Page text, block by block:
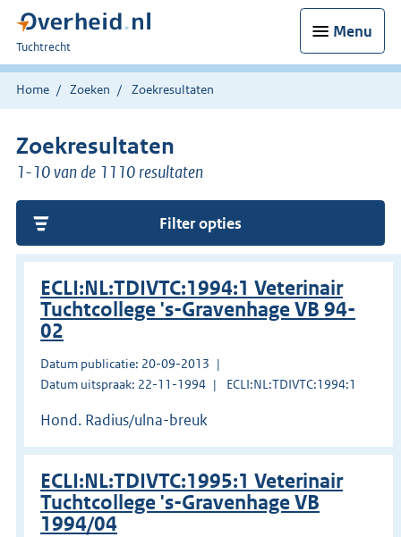
Menu
U
bent
hier:
Tuchtrecht
Home Zoeken Zoekresultaten
Zoekresultaten
1-10 van de 1110 resultaten
Filter opties
ECLI:NL:TDIVTC:1994:1 Veterinair
Tuchtcollege 's-Gravenhage VB 94-
02
Datum publicatie: 20-09-2013
Datum uitspraak: 22-11-1994
ECLI:NL:TDIVTC:1994:1
Hond. Radius/ulna-breuk
ECLI:NL:TDIVTC:1995:1 Veterinair
Tuchtcollege 's-Gravenhage VB
1994/04